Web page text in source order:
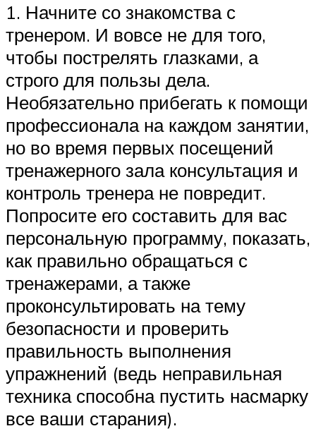
1. Начните со знакомства с
тренером. И вовсе не для того,
чтобы пострелять глазками, а
строго для пользы дела.
Необязательно прибегать к помощи
профессионала на каждом занятии,
но во время первых посещений
тренажерного зала консультация и
контроль тренера не повредит.
Попросите его составить для вас
персональную программу, показать,
как правильно обращаться с
тренажерами, а также
проконсультировать на тему
безопасности и проверить
правильность выполнения
упражнений (ведь неправильная
техника способна пустить насмарку
все ваши старания).